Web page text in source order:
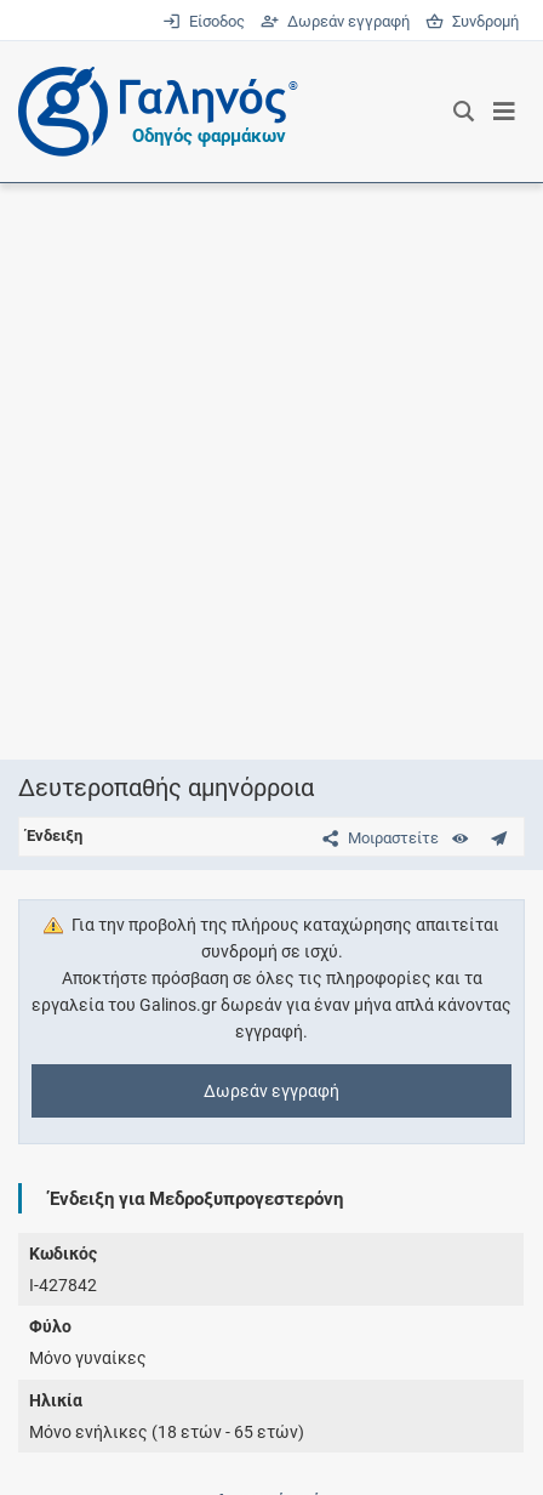
Είσοδος Δωρεάν εγγραφή Συνδρομή
®
Οδηγός φαρμάκων
Δευτεροπαθής αμηνόρροια
Μοιραστείτε
Ένδειξη
Για την προβολή της πλήρους καταχώρησης απαιτείται
συνδρομή σε ισχύ.
Αποκτήστε πρόσβαση σε όλες τις πληροφορίες και τα
εργαλεία του Galinos.gr δωρεάν για έναν μήνα απλά κάνοντας
εγγραφή.
Δωρεάν εγγραφή
Ένδειξη για Μεδροξυπρογεστερόνη
Κωδικός
I-427842
Φύλο
Μόνο γυναίκες
Ηλικία
Μόνο ενήλικες (18 ετών - 65 ετών)